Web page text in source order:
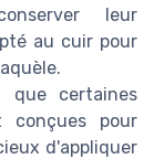
leur
au cuir pour
certaines
conçues pour
d'appliquer